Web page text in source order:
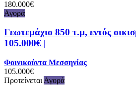
180.000€
Αγορά
Γεωτεμάχιο 850 τ.μ, εντός
105.000€ |
Φοινικούντα Μεσσηνίας
105.000€
Προτείνεται Αγορά